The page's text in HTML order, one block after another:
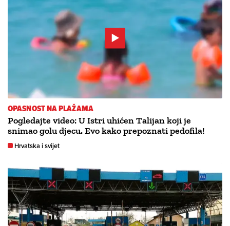
OPASNOST NA PLAŽAMA
Pogledajte video: U Istri uhićen Talijan koji je
snimao golu djecu. Evo kako prepoznati pedofila!
Hrvatska i svijet